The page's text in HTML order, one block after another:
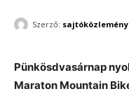
Szerző: sajtóközlemény
Pünkösdvasárnap
Maraton Mountain